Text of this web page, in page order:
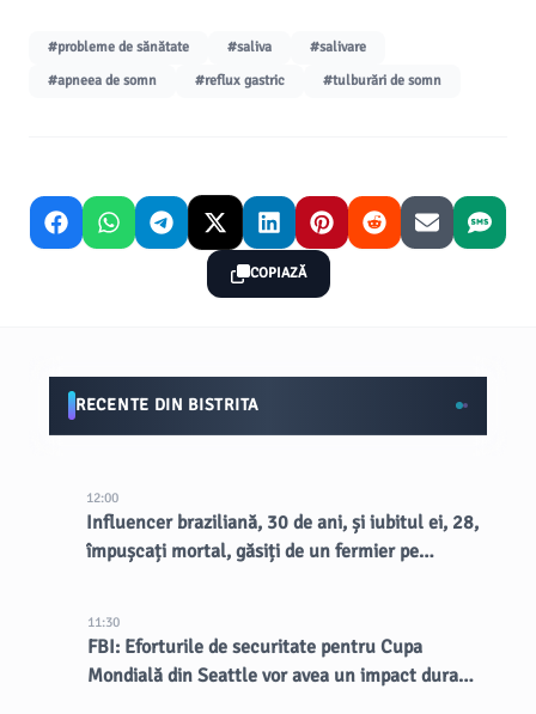
#probleme de sănătate #saliva
#salivare
#apneea de somn
#reflux gastric #tulburări de somn
COPIAZĂ
RECENTE DIN BISTRITA
12:00
Influencer braziliană, 30 de ani, și iubitul ei, 28,
împușcați mortal, găsiți de un fermier pe
11:30
FBI: Eforturile de securitate pentru Cupa
Mondială din Seattle vor avea un impact durabil